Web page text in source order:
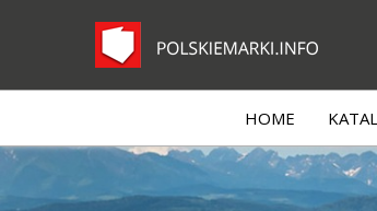
HOME